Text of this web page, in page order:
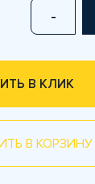
-
В КЛИК
В КОРЗИНУ